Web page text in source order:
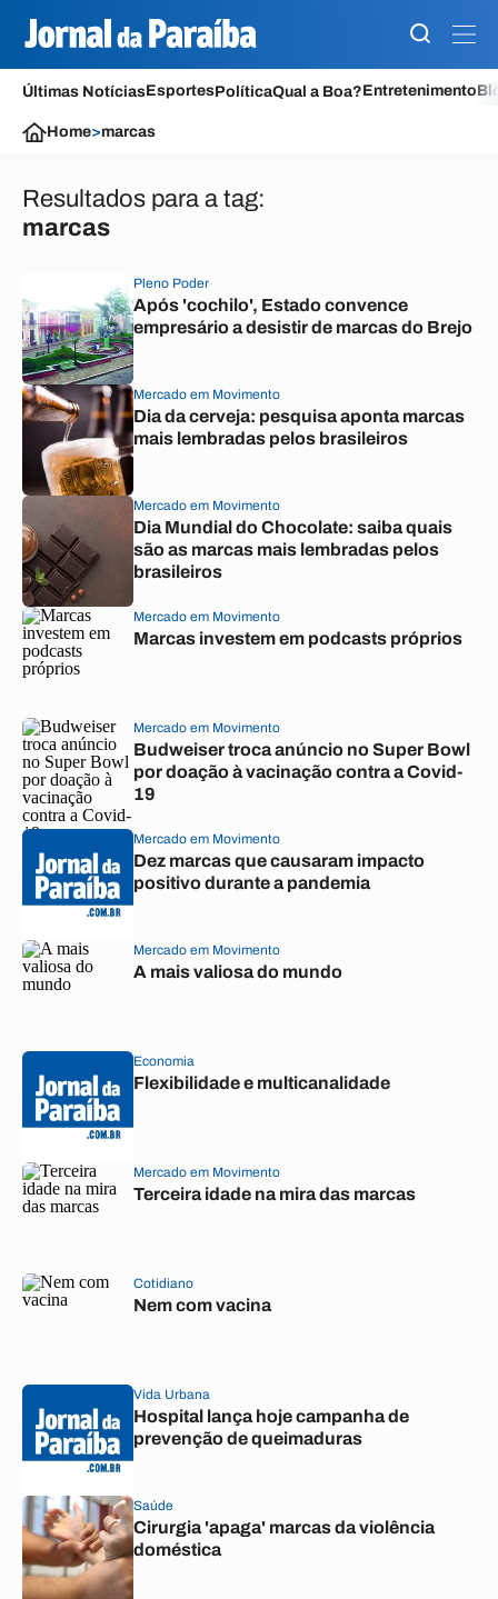
Últimas NotíciasEsportesPolíticaQual a Boa?Entretenimento
Home>marcas
Resultados para a tag:
marcas
Pleno Poder
Após 'cochilo', Estado convence
empresário a desistir de marcas do Brejo
Mercado em Movimento
Dia da cerveja: pesquisa aponta marcas
mais lembradas pelos brasileiros
Mercado em Movimento
Dia Mundial do Chocolate: saiba quais
são as marcas mais lembradas pelos
brasileiros
Mercado em Movimento
Marcas investem em podcasts próprios
Mercado em Movimento
Budweiser troca anúncio no Super Bowl
por doação à vacinação contra a Covid-
19
Mercado em Movimento
Dez marcas que causaram impacto
positivo durante a pandemia
Mercado em Movimento
A mais valiosa do mundo
Economia
Flexibilidade e multicanalidade
Mercado em Movimento
Terceira idade na mira das marcas
Cotidiano
Nem com vacina
Vida Urbana
Hospital lança hoje campanha de
prevenção de queimaduras
Saúde
Cirurgia 'apaga' marcas da violência
doméstica